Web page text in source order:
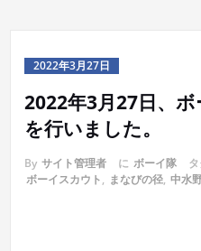
2022年3月27日
2022年3月27日、
を行いました。
By サイト管理者 に ボーイ隊
ボーイスカウト, まなびの径, 中水